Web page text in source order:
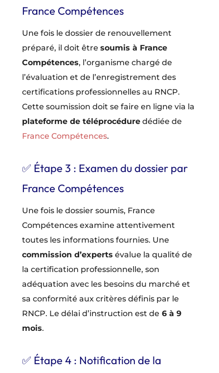
France Compétences
Une fois le dossier de renouvellement
préparé, il doit être soumis à France
Compétences, l’organisme chargé de
l’évaluation et de l’enregistrement des
certifications professionnelles au RNCP.
Cette soumission doit se faire en ligne via la
plateforme de téléprocéduredédiée de
France Compétences.
✅ Étape 3 : Examen du dossier par
France Compétences
Une fois le dossier soumis, France
Compétences examine attentivement
toutes les informations fournies. Une
commission d’experts évalue la qualité de
la certification professionnelle, son
adéquation avec les besoins du marché et
sa conformité aux critères définis par le
RNCP. Le délai d’instruction est de 6 à 9
mois.
✅ Étape 4 : Notification de la